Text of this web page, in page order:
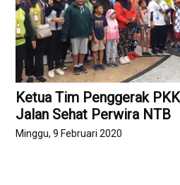
Ketua Tim Penggerak
Jalan Sehat Perwira NTB
Minggu, 9 Februari 2020